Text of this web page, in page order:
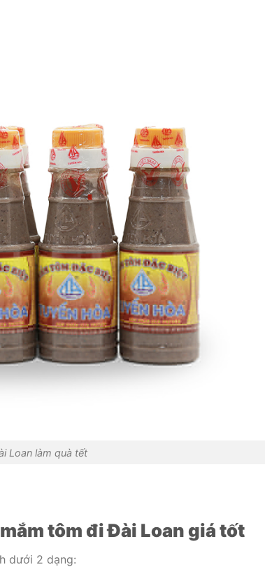
Loan làm quà tết
tôm đi Đài Loan giá tốt
dưới 2 dạng: